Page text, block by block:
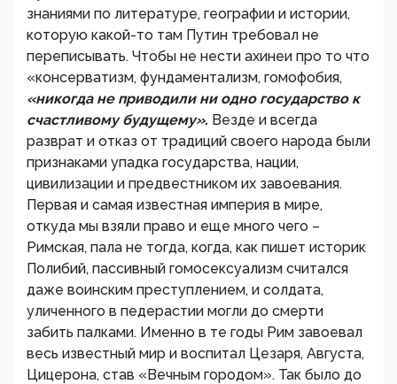
знаниями по литературе, географии и истории,
которую какой-то там Путин требовал не
переписывать. Чтобы не нести ахинеи про то что
«консерватизм, фундаментализм, гомофобия,
«никогда не приводили ни одно государство к
счастливому будущему». Везде и всегда
разврат и отказ от традиций своего народа были
признаками упадка государства, нации,
цивилизации и предвестником их завоевания.
Первая и самая известная империя в мире,
откуда мы взяли право и еще много чего –
Римская, пала не тогда, когда, как пишет историк
Полибий, пассивный гомосексуализм считался
даже воинским преступлением, и солдата,
уличенного в педерастии могли до смерти
забить палками. Именно в те годы Рим завоевал
весь известный мир и воспитал Цезаря, Августа,
Цицерона, став «Вечным городом». Так было до